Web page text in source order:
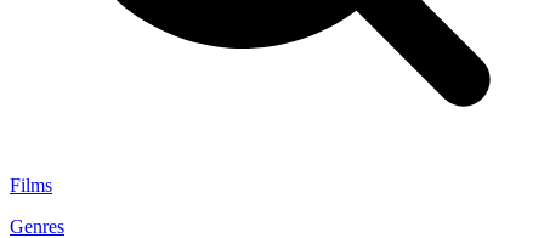
Films
Genres